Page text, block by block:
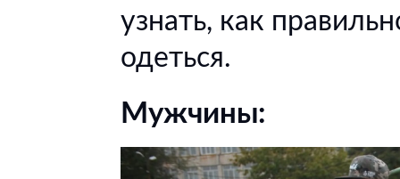
узнать, как
одеться.
Мужчины: